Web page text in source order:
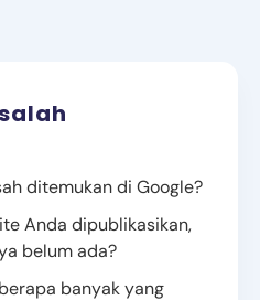
ditemukan di Google?
Anda dipublikasikan,
belum ada?
banyak yang